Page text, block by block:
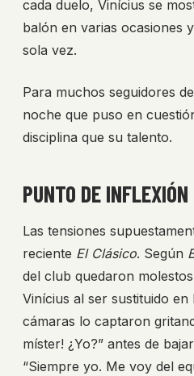
cada duelo, Vinícius se
balón en varias ocasiones
sola vez.
Para muchos seguidores
noche que puso en
disciplina que su talento.
PUNTO DE
Las tensiones
reciente El Clásico. Según
del club quedaron
Vinícius al ser sustituido en
cámaras lo captaron
míster! ¿Yo?” antes de
“Siempre yo. Me voy del